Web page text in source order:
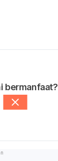
bermanfaat?